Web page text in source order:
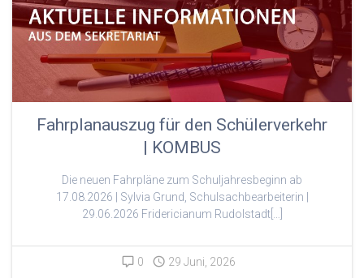
Fahrplanauszug für den Schülerverkehr
| KOMBUS
Die neuen Fahrpläne zum Schuljahresbeginn ab
17.08.2026 | Sylvia Grund, Schulsachbearbeiterin |
29.06.2026 Fridericianum Rudolstadt[…]
0 29 Juni, 2026